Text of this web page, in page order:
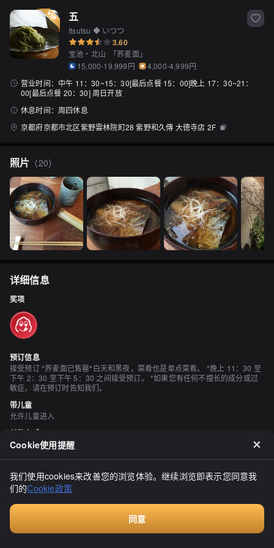
五
Itsutsu ◆ いつつ
3.60
宝池・北山 「荞麦面」
15,000-19,999円
4,000-4,999円
营业时间： 中午 11：30~15：30[最后点餐 15：00]晚上 17：30~21：
00[最后点餐 20：30] 周日开放
休息时间： 周四休息
京都府京都市北区紫野雲林院町28 紫野和久傳 大徳寺店 2F
照片 （20）
详细信息
奖项
预订信息
接受预订 *荞麦面已售罄*白天和黑夜，菜肴也是单点菜肴。 *晚上 11：30 至
下午 2：30 至下午 5：30 之间接受预订。 *如果您有任何不擅长的成分或过
敏症，请在预订时告知我们。
带儿童
允许儿童进入
付款方式
接受信用卡 （JCB、AMEX、Diners、VISA、Master） 不接受电子货币
餐厅服务费
没有
此费用为餐厅收取，与平台无关
16 座位 （吧台座位10个/桌椅座位6个）
个人包厢
Cookie使用提醒
我们使用cookies来改善您的浏览体验。继续浏览即表示您同意我
们的Cookie政策
同意